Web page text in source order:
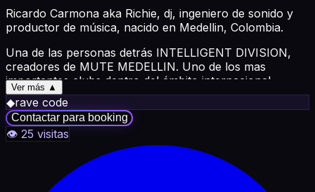
Ricardo Carmona aka Richie, dj, ingeniero de sonido y
productor de música, nacido en Medellin, Colombia.
Una de las personas detrás INTELLIGENT DIVISION,
creadores de MUTE MEDELLIN. Uno de los mas
importantes clubs dentro del ámbito internacional.
Fundador del sello RAVE CODE RECORDS
Director de la ACADEMIA DECIBEL.
RICHIE hoy en día continua trabajando en pro del
crecimiento de la escena local y se proyecta a nivel
internacional como dj y productor.
Ver más ▲
◆rave code
Contactar para booking
👁 25 visitas